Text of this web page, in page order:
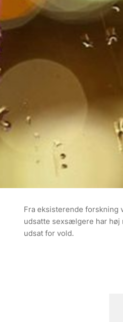
Fra eksisterende forskning
udsatte sexsælgere har høj
udsat for vold.